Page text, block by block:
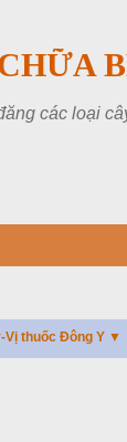
các loại
Vị thuốc Đông Y ▼